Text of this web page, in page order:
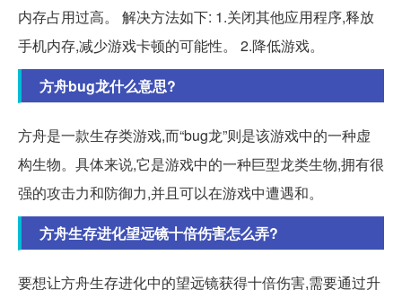
内存占用过高。 解决方法如下: 1.关闭其他应用程序,释放
手机内存,减少游戏卡顿的可能性。 2.降低游戏。
方舟bug龙什么意思?
方舟是一款生存类游戏,而“bug龙”则是该游戏中的一种虚
构生物。具体来说,它是游戏中的一种巨型龙类生物,拥有很
强的攻击力和防御力,并且可以在游戏中遭遇和。
方舟生存进化望远镜十倍伤害怎么弄?
要想让方舟生存进化中的望远镜获得十倍伤害,需要通过升